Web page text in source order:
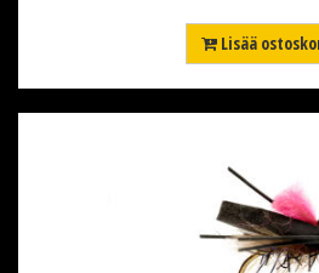
Lisää